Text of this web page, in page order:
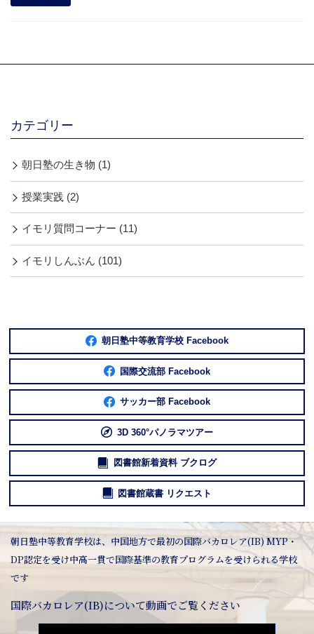
カテゴリー
朝日塾の生き物 (1)
授業実践 (2)
イモリ質問コーナー (11)
イモリしんぶん (101)
朝日塾中等教育学校 Facebook
国際交流部 Facebook
サッカー部 Facebook
3D 360°パノラマツアー
図書館新着資料 ブクログ
図書館蔵書 リクエスト
朝日塾中等教育学校は、中国地方で最初の国際バカロレア(IB) MYP・
DP認定を受け中高一貫で国際基準の教育プログラムを受けられる学校
です
国際バカロレア(IB)について動画でご覧ください